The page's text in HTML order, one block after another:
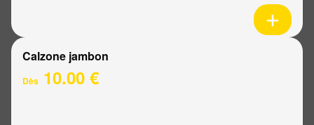
Calzone jambon
Dès 10.00 €